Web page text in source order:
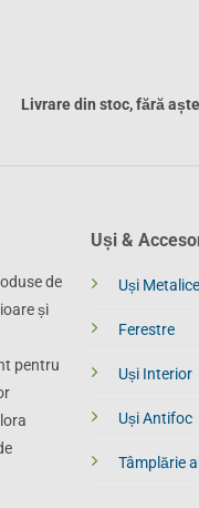
Livrare din stoc, fără
de
și
pentru
Uși &
Uși Metalice
Ferestre
Uși Interior
Uși Antifoc
Tâmplărie